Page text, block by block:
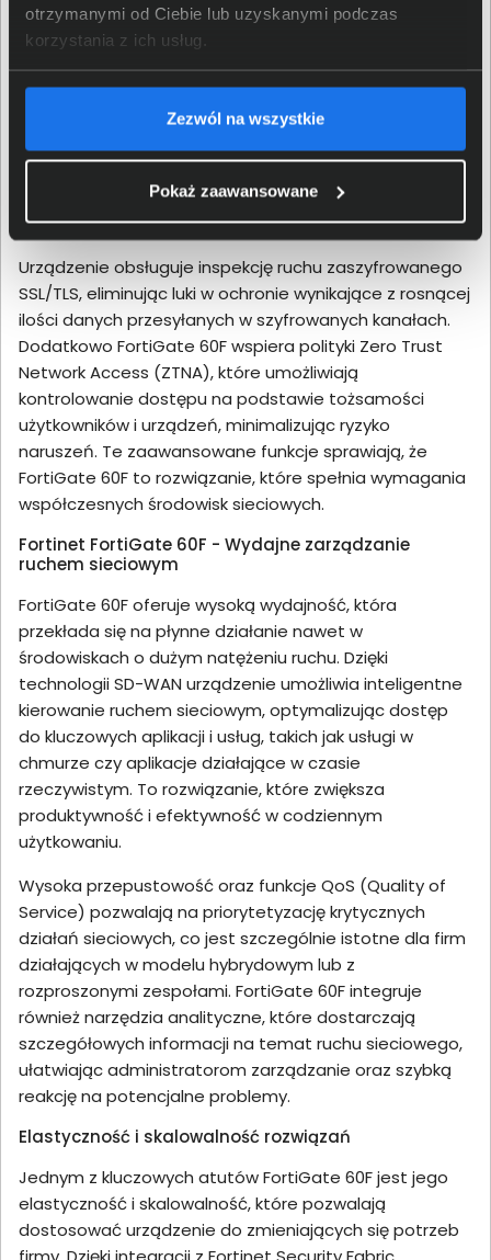
otrzymanymi od Ciebie lub uzyskanymi podczas
korzystania z ich usług.
Zezwól na wszystkie
Pokaż zaawansowane
które skutecznie zabezpieczają sieć przed
nowoczesnymi zagrożeniami cybernetycznymi. Dzięki
technologii FortiGuard urządzenie automatycznie
wykrywa i blokuje zagrożenia, takie jak malware,
ransomware czy phishing, w czasie rzeczywistym.
Wbudowany system IPS (Intrusion Prevention System)
umożliwia natychmiastowe identyfikowanie i
neutralizowanie prób naruszeń bezpieczeństwa, co
zapewnia ciągłość działania sieci.
Urządzenie obsługuje inspekcję ruchu zaszyfrowanego
SSL/TLS, eliminując luki w ochronie wynikające z rosnącej
ilości danych przesyłanych w szyfrowanych kanałach.
Dodatkowo FortiGate 60F wspiera polityki Zero Trust
Network Access (ZTNA), które umożliwiają
kontrolowanie dostępu na podstawie tożsamości
użytkowników i urządzeń, minimalizując ryzyko
naruszeń. Te zaawansowane funkcje sprawiają, że
FortiGate 60F to rozwiązanie, które spełnia wymagania
współczesnych środowisk sieciowych.
Fortinet FortiGate 60F - Wydajne zarządzanie
ruchem sieciowym
FortiGate 60F oferuje wysoką wydajność, która
przekłada się na płynne działanie nawet w
środowiskach o dużym natężeniu ruchu. Dzięki
technologii SD-WAN urządzenie umożliwia inteligentne
kierowanie ruchem sieciowym, optymalizując dostęp
do kluczowych aplikacji i usług, takich jak usługi w
chmurze czy aplikacje działające w czasie
rzeczywistym. To rozwiązanie, które zwiększa
produktywność i efektywność w codziennym
użytkowaniu.
Wysoka przepustowość oraz funkcje QoS (Quality of
Service) pozwalają na priorytetyzację krytycznych
działań sieciowych, co jest szczególnie istotne dla firm
działających w modelu hybrydowym lub z
rozproszonymi zespołami. FortiGate 60F integruje
również narzędzia analityczne, które dostarczają
szczegółowych informacji na temat ruchu sieciowego,
ułatwiając administratorom zarządzanie oraz szybką
reakcję na potencjalne problemy.
Elastyczność i skalowalność rozwiązań
Jednym z kluczowych atutów FortiGate 60F jest jego
elastyczność i skalowalność, które pozwalają
dostosować urządzenie do zmieniających się potrzeb